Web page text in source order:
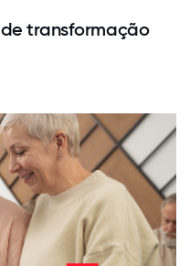
transformação